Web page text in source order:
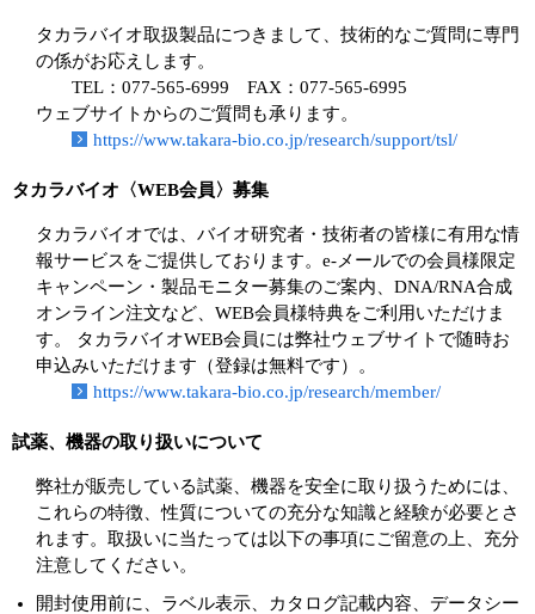
タカラバイオ取扱製品につきまして、技術的なご質問に専門
の係がお応えします。
TEL：077-565-6999 FAX：077-565-6995
ウェブサイトからのご質問も承ります。
https://www.takara-bio.co.jp/research/support/tsl/
タカラバイオ〈WEB会員〉募集
タカラバイオでは、バイオ研究者・技術者の皆様に有用な情
報サービスをご提供しております。e-メールでの会員様限定
キャンペーン・製品モニター募集のご案内、DNA/RNA合成
オンライン注文など、WEB会員様特典をご利用いただけま
す。 タカラバイオWEB会員には弊社ウェブサイトで随時お
申込みいただけます（登録は無料です）。
https://www.takara-bio.co.jp/research/member/
試薬、機器の取り扱いについて
弊社が販売している試薬、機器を安全に取り扱うためには、
これらの特徴、性質についての充分な知識と経験が必要とさ
れます。取扱いに当たっては以下の事項にご留意の上、充分
注意してください。
開封使用前に、ラベル表示、カタログ記載内容、データシー